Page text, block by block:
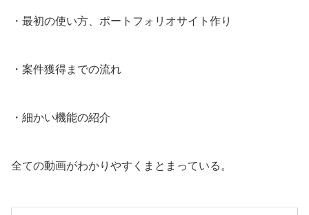
・最初の使い方、ポートフォリオサイト作り
・案件獲得までの流れ
・細かい機能の紹介
全ての動画がわかりやすくまとまっている。